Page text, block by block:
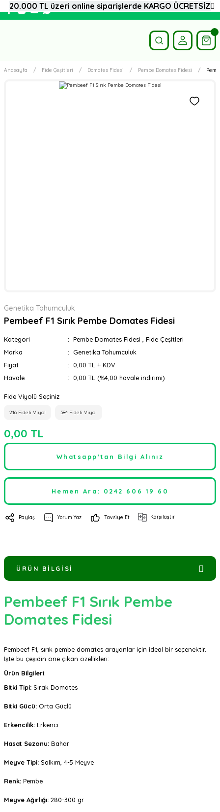
Anasayfa Fide Çeşitleri Domates Fidesi Pembe Domates Fidesi
Genetika Tohumculuk
Pembeef F1 Sırık Pembe Domates Fidesi
Kategori Pembe Domates Fidesi
Fide Çeşitleri
Marka
Genetika Tohumculuk
Fiyat
0,00 TL + KDV
Havale
0,00 TL (%4,00 havale indirimi)
Fide Viyolü Seçiniz
216 Fideli Viyol 384 Fideli Viyol
0,00 TL
Whatsapp'tan Bilgi Alınız
Hemen Ara: 0242 606 19 60
Paylaş Yorum Yaz Tavsiye Et Karşılaştır
ÜRÜN BILGISI
Pembeef F1 Sırık Pembe
Domates Fidesi
Pembeef F1, sırık pembe domates arayanlar için ideal bir seçenektir.
İşte bu çeşidin öne çıkan özellikleri:
Ürün Bilgileri:
Bitki Tipi: Sırak Domates
Bitki Gücü: Orta Güçlü
Erkencilik: Erkenci
Hasat Sezonu: Bahar
Meyve Tipi: Salkım, 4-5 Meyve
Renk: Pembe
Meyve Ağırlığı: 280-300 gr
20.000 TL üzeri online siparişlerde KARGO ÜCRETSİZ